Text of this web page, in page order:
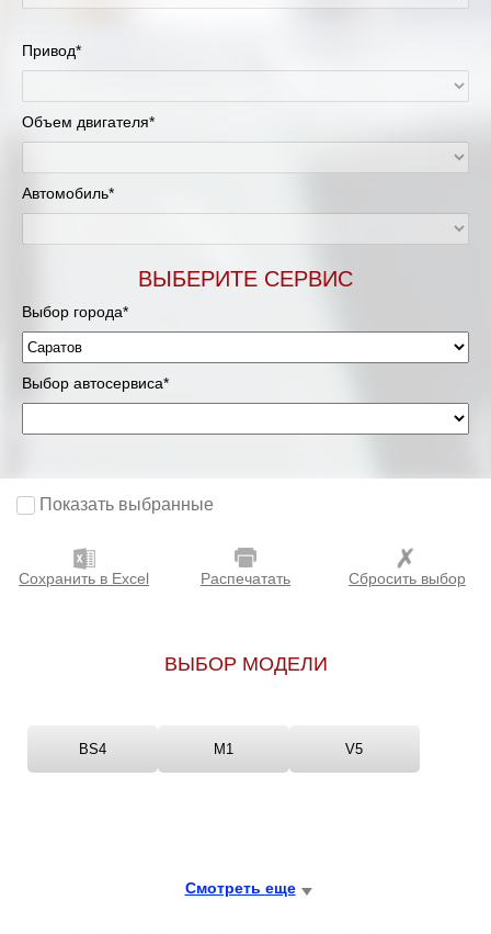
Привод*
Объем двигателя*
Автомобиль*
ВЫБЕРИТЕ СЕРВИС
Выбор города*
Выбор автосервиса*
Показать выбранные
Сохранить в Excel Распечатать Сбросить выбор
ВЫБОР МОДЕЛИ
BS4 M1 V5
Смотреть еще